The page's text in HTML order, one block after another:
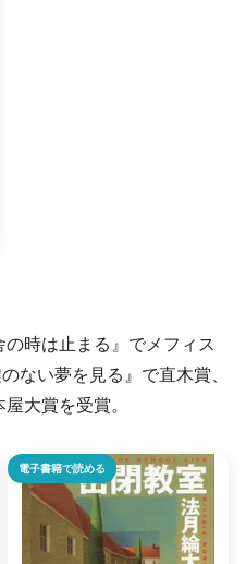
時は止まる』でメフィス
ない夢を見る』で直木賞、
大賞を受賞。
電子書籍で読める